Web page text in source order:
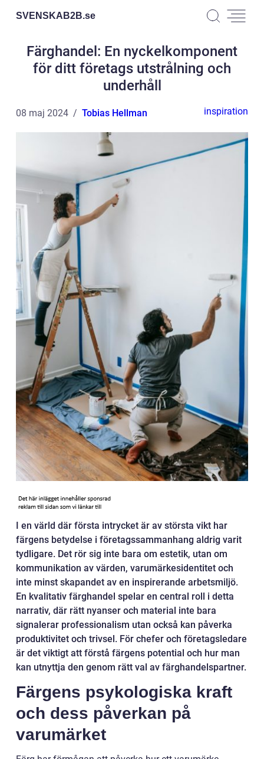
SVENSKAB2B.se
Färghandel: En nyckelkomponent
för ditt företags utstrålning och
underhåll
08 maj 2024 Tobias Hellman inspiration
I en värld där första intrycket är av största vikt har
färgens betydelse i företagssammanhang aldrig varit
tydligare. Det rör sig inte bara om estetik, utan om
kommunikation av värden, varumärkesidentitet och
inte minst skapandet av en inspirerande arbetsmiljö.
En kvalitativ färghandel spelar en central roll i detta
narrativ, där rätt nyanser och material inte bara
signalerar professionalism utan också kan påverka
produktivitet och trivsel. För chefer och företagsledare
är det viktigt att förstå färgens potential och hur man
kan utnyttja den genom rätt val av färghandelspartner.
Färgens psykologiska kraft
och dess påverkan på
varumärket